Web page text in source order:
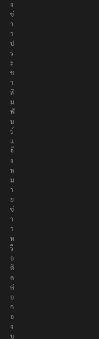
ว
ป
ร
ะ
ช
า
สั
ม
พั
น
ธ์
แ
จ้
ง
ห
ม
า
ย
ข่
า
ว
ห
รื
อ
ติ
ด
ต่
อ
ก
อ
ง
บ
ร
ร
ณ